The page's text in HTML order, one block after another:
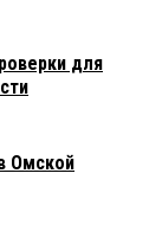
для
Омской